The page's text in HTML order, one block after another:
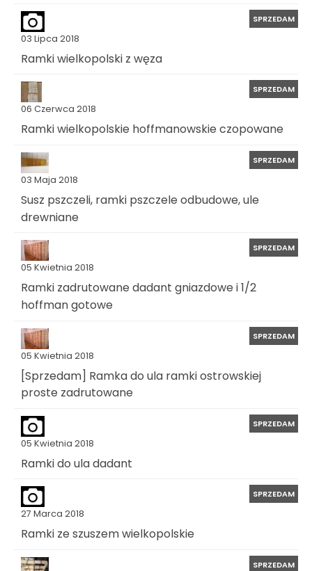
03 Lipca 2018
SPRZEDAM
Ramki wielkopolski z węza
06 Czerwca 2018
SPRZEDAM
Ramki wielkopolskie hoffmanowskie czopowane
03 Maja 2018
SPRZEDAM
Susz pszczeli, ramki pszczele odbudowe, ule
drewniane
05 Kwietnia 2018
SPRZEDAM
Ramki zadrutowane dadant gniazdowe i 1/2
hoffman gotowe
05 Kwietnia 2018
SPRZEDAM
[Sprzedam] Ramka do ula ramki ostrowskiej
proste zadrutowane
05 Kwietnia 2018
SPRZEDAM
Ramki do ula dadant
27 Marca 2018
SPRZEDAM
Ramki ze szuszem wielkopolskie
SPRZEDAM